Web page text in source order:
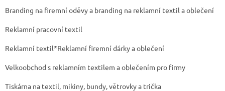
Branding na firemní oděvy a branding na reklamní textil a oblečení
Reklamní pracovní textil
Reklamní textil*Reklamní firemní dárky a oblečení
Velkoobchod s reklamním textilem a oblečením pro firmy
Tiskárna na textil, mikiny, bundy, větrovky a trička